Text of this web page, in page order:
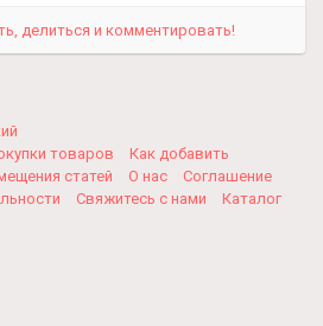
делиться и комментировать!
товаров
Как добавить
статей О нас
Соглашение
Свяжитесь с нами Каталог